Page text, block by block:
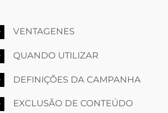
VENTAGENES
QUANDO UTILIZAR
DEFINIÇÕES DA CAMPANHA
EXCLUSÃO DE CONTEÚDO